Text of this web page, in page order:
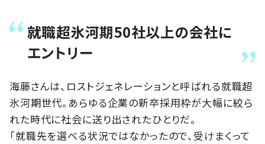
就職超氷河期50社以上の会社に
エントリー
海藤さんは、ロストジェネレーションと呼ばれる就職超
氷河期世代。あらゆる企業の新卒採用枠が大幅に絞ら
れた時代に社会に送り出されたひとりだ。
「就職先を選べる状況ではなかったので、受けまくって